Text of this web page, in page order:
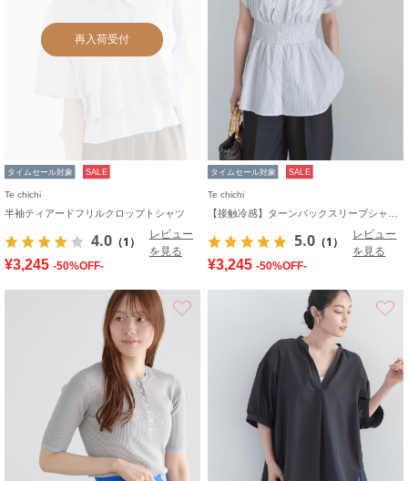
再入荷受付
タイムセール対象 SALE
Te chichi
半袖ティアードフリルクロップトシャツ
4.0 （1）
レビュー
を見る
¥3,245 -50%OFF-
タイムセール対象 SALE
Te chichi
5.0 （1）
レビュー
を見る
¥3,245 -50%OFF-